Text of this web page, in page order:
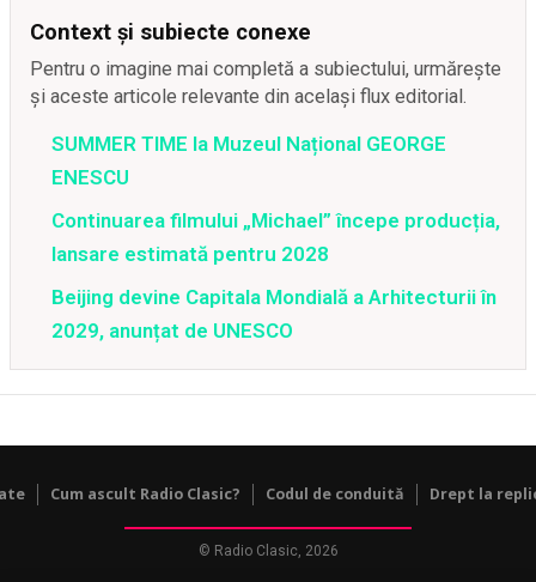
Context și subiecte conexe
Pentru o imagine mai completă a subiectului, urmărește
și aceste articole relevante din același flux editorial.
SUMMER TIME la Muzeul Național GEORGE
ENESCU
Continuarea filmului „Michael” începe producția,
lansare estimată pentru 2028
Beijing devine Capitala Mondială a Arhitecturii în
2029, anunțat de UNESCO
Cum ascult Radio Clasic? Codul de conduită Drept la
© Radio Clasic, 2026